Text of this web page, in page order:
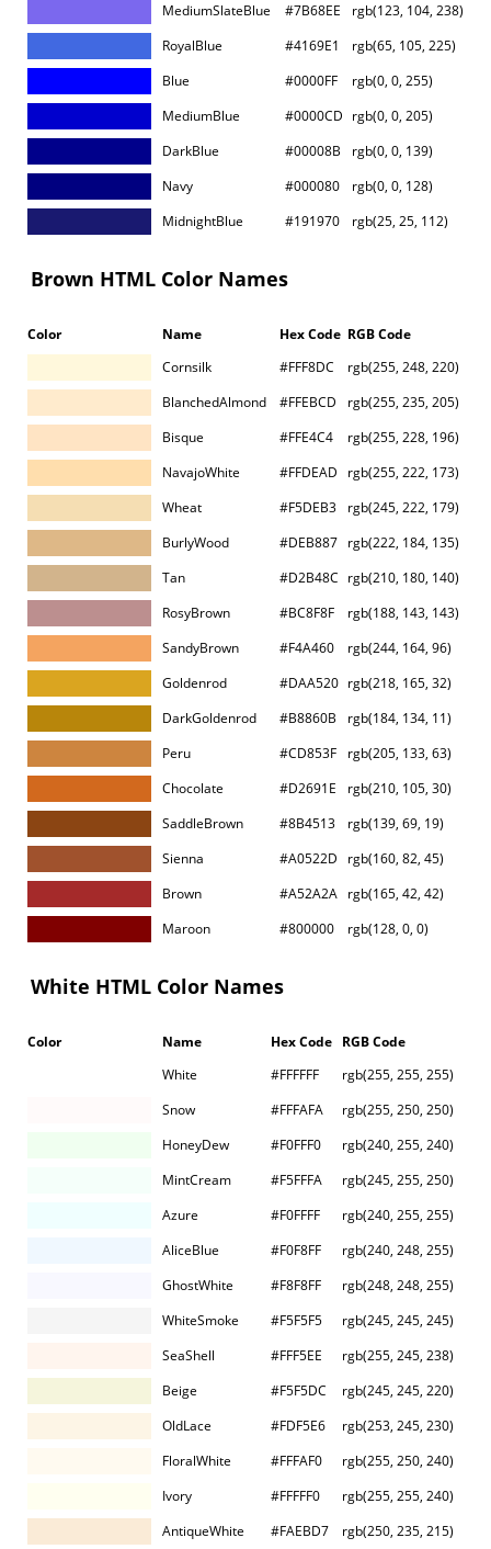
MediumSlateBlue
#7B68EE
rgb(123, 104, 238)
RoyalBlue
#4169E1
rgb(65, 105, 225)
Blue
#0000FF
rgb(0, 0, 255)
MediumBlue
#0000CD rgb(0, 0, 205)
DarkBlue
#00008B
rgb(0, 0, 139)
Navy
#000080
rgb(0, 0, 128)
MidnightBlue
#191970 rgb(25, 25, 112)
Brown HTML Color Names
Color Name Hex Code RGB Code
Cornsilk
#FFF8DC
rgb(255, 248, 220)
BlanchedAlmond
#FFEBCD
rgb(255, 235, 205)
Bisque
#FFE4C4
rgb(255, 228, 196)
NavajoWhite
#FFDEAD
rgb(255, 222, 173)
Wheat
#F5DEB3
rgb(245, 222, 179)
BurlyWood
#DEB887 rgb(222, 184, 135)
Tan
#D2B48C rgb(210, 180, 140)
RosyBrown
#BC8F8F
rgb(188, 143, 143)
SandyBrown
#F4A460
rgb(244, 164, 96)
Goldenrod
#DAA520 rgb(218, 165, 32)
DarkGoldenrod
#B8860B
rgb(184, 134, 11)
Peru
#CD853F
rgb(205, 133, 63)
Chocolate
#D2691E
rgb(210, 105, 30)
SaddleBrown
#8B4513
rgb(139, 69, 19)
Sienna
#A0522D
rgb(160, 82, 45)
Brown
#A52A2A rgb(165, 42, 42)
Maroon
#800000 rgb(128, 0, 0)
White HTML Color Names
Color Name Hex Code RGB Code
White
#FFFFFF
rgb(255, 255, 255)
Snow
#FFFAFA
rgb(255, 250, 250)
HoneyDew
#F0FFF0
rgb(240, 255, 240)
MintCream
#F5FFFA
rgb(245, 255, 250)
Azure
#F0FFFF
rgb(240, 255, 255)
AliceBlue
#F0F8FF
rgb(240, 248, 255)
GhostWhite
#F8F8FF
rgb(248, 248, 255)
WhiteSmoke
#F5F5F5
rgb(245, 245, 245)
SeaShell
#FFF5EE
rgb(255, 245, 238)
Beige
#F5F5DC
rgb(245, 245, 220)
OldLace
#FDF5E6
rgb(253, 245, 230)
FloralWhite
#FFFAF0
rgb(255, 250, 240)
Ivory
#FFFFF0
rgb(255, 255, 240)
AntiqueWhite
#FAEBD7
rgb(250, 235, 215)